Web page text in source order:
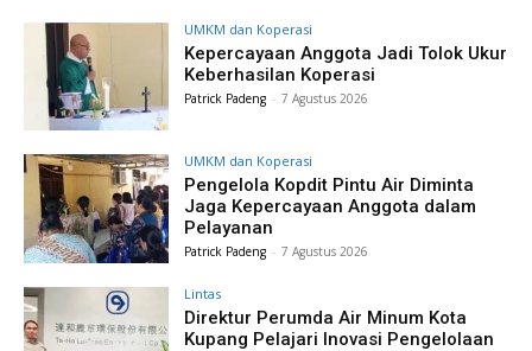
UMKM dan Koperasi
Kepercayaan Anggota Jadi Tolok Ukur
Keberhasilan Koperasi
Patrick Padeng - 7 Agustus 2026
UMKM dan Koperasi
Pengelola Kopdit Pintu Air Diminta
Jaga Kepercayaan Anggota dalam
Pelayanan
Patrick Padeng - 7 Agustus 2026
Lintas
Direktur Perumda Air Minum Kota
Kupang Pelajari Inovasi Pengelolaan